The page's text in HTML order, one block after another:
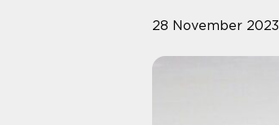
28 November 2023